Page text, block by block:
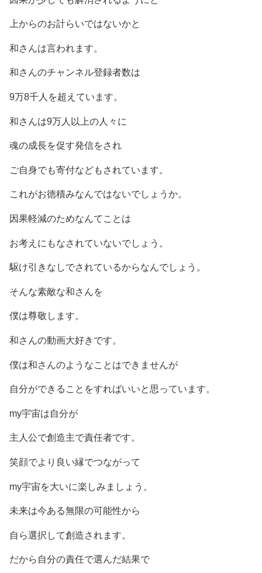
上からのお計らいではないかと
和さんは言われます。
和さんのチャンネル登録者数は
9万8千人を超えています。
和さんは9万人以上の人々に
魂の成長を促す発信をされ
ご自身でも寄付などもされています。
これがお徳積みなんではないでしょうか。
因果軽減のためなんてことは
お考えにもなされていないでしょう。
駆け引きなしでされているからなんでしょう。
そんな素敵な和さんを
僕は尊敬します。
和さんの動画大好きです。
僕は和さんのようなことはできませんが
自分ができることをすればいいと思っています。
my宇宙は自分が
主人公で創造主で責任者です。
笑顔でより良い縁でつながって
my宇宙を大いに楽しみましょう。
未来は今ある無限の可能性から
自ら選択して創造されます。
だから自分の責任で選んだ結果で